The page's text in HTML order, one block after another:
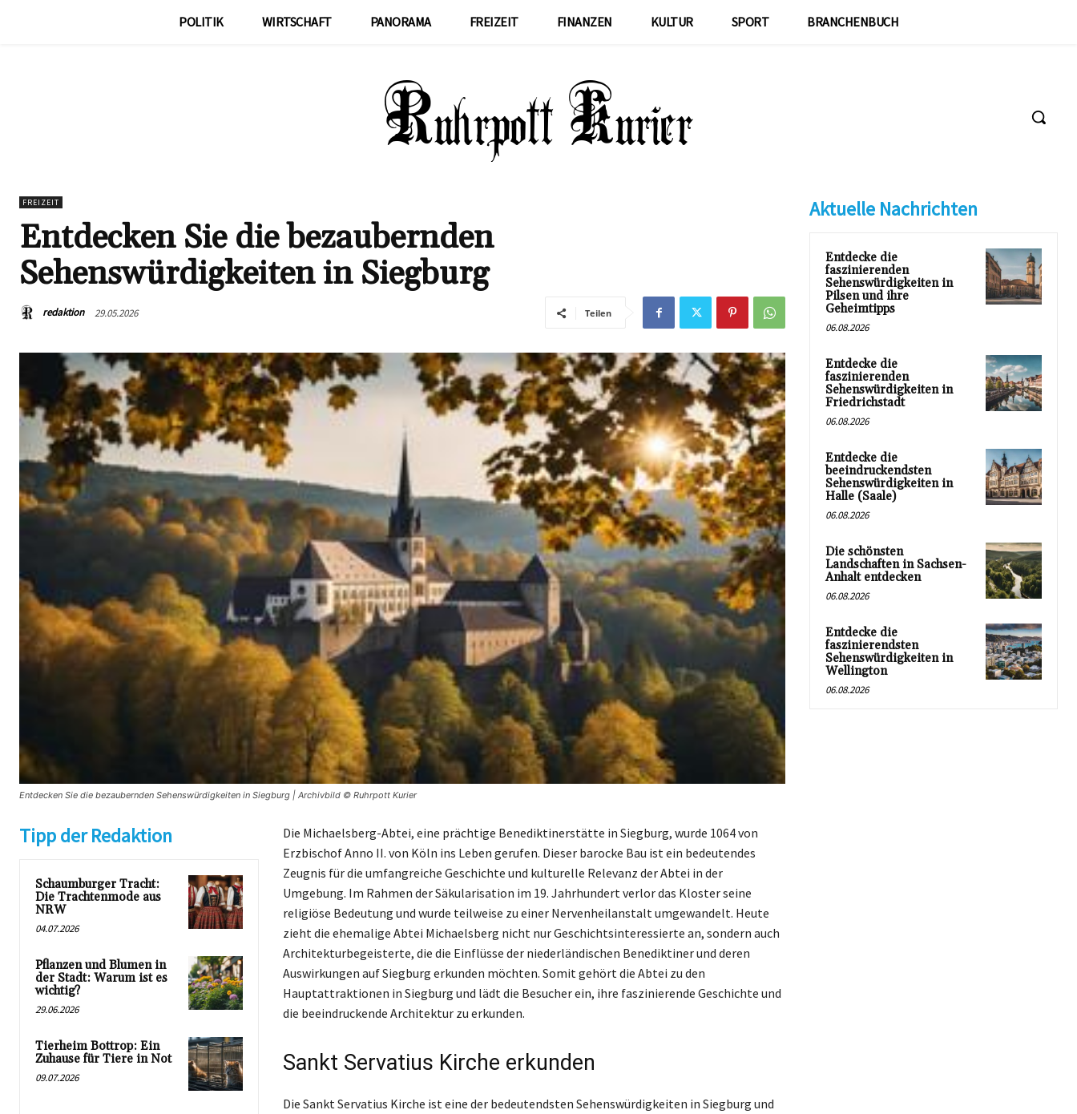
POLITIK WIRTSCHAFT PANORAMA FREIZEIT FINANZEN KULTUR SPORT BRANCHENBUCH
FREIZEIT
Entdecken Sie die bezaubernden
Sehenswürdigkeiten in Siegburg
redaktion 29.05.2026 Teilen
Entdecken Sie die bezaubernden Sehenswürdigkeiten in Siegburg | Archivbild © Ruhrpott Kurier
Tipp der Redaktion
Schaumburger Tracht:
Die Trachtenmode aus
NRW
04.07.2026
Pflanzen und Blumen in
der Stadt: Warum ist es
wichtig?
29.06.2026
Tierheim Bottrop: Ein
Zuhause für Tiere in Not
09.07.2026
Die Michaelsberg-Abtei, eine prächtige Benediktinerstätte in Siegburg, wurde 1064 von
Erzbischof Anno II. von Köln ins Leben gerufen. Dieser barocke Bau ist ein bedeutendes
Zeugnis für die umfangreiche Geschichte und kulturelle Relevanz der Abtei in der
Umgebung. Im Rahmen der Säkularisation im 19. Jahrhundert verlor das Kloster seine
religiöse Bedeutung und wurde teilweise zu einer Nervenheilanstalt umgewandelt. Heute
zieht die ehemalige Abtei Michaelsberg nicht nur Geschichtsinteressierte an, sondern auch
Architekturbegeisterte, die die Einflüsse der niederländischen Benediktiner und deren
Auswirkungen auf Siegburg erkunden möchten. Somit gehört die Abtei zu den
Hauptattraktionen in Siegburg und lädt die Besucher ein, ihre faszinierende Geschichte und
die beeindruckende Architektur zu erkunden.
Sankt Servatius Kirche erkunden
Die Sankt Servatius Kirche ist eine der bedeutendsten Sehenswürdigkeiten in Siegburg und
Aktuelle Nachrichten
Entdecke die
faszinierenden
Sehenswürdigkeiten in
Pilsen und ihre
Geheimtipps
06.08.2026
Entdecke die
faszinierenden
Sehenswürdigkeiten in
Friedrichstadt
06.08.2026
Entdecke die
beeindruckendsten
Sehenswürdigkeiten in
Halle (Saale)
06.08.2026
Die schönsten
Landschaften in Sachsen-
Anhalt entdecken
06.08.2026
Entdecke die
faszinierendsten
Sehenswürdigkeiten in
Wellington
06.08.2026